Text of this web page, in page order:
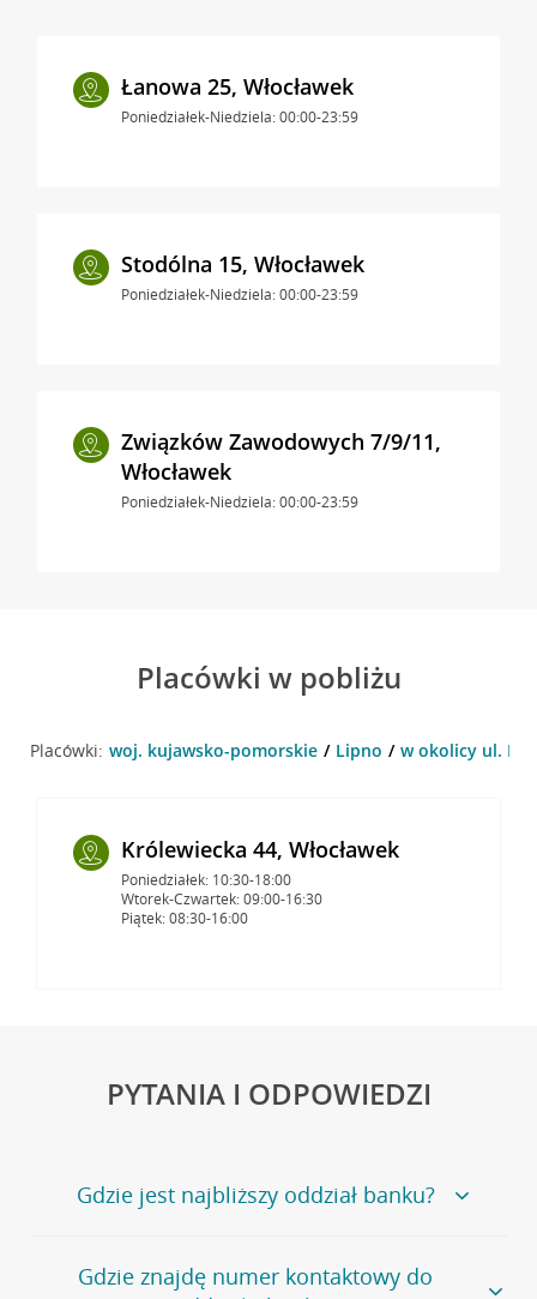
Łanowa 25, Włocławek
Poniedziałek-Niedziela: 00:00-23:59
Stodólna 15, Włocławek
Poniedziałek-Niedziela: 00:00-23:59
Związków Zawodowych 7/9/11,
Włocławek
Poniedziałek-Niedziela: 00:00-23:59
Placówki w pobliżu
Placówki: woj. kujawsko-pomorskie Lipno w okolicy ul.
Królewiecka 44, Włocławek
Poniedziałek: 10:30-18:00
Wtorek-Czwartek: 09:00-16:30
Piątek: 08:30-16:00
PYTANIA I ODPOWIEDZI
Gdzie jest najbliższy oddział banku?
Jeśli szukasz oddziału naszego banku, zapraszamy na
stronęPlacówki i bankomaty, na której znajduje się
Gdzie znajdę numer kontaktowy do